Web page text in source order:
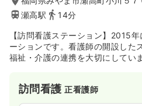
瀬高駅
14分
【訪問看護ステーション】2015
ーションです。看護師の開設した
福祉・介護の連携を大切にしてい
訪問看護正看護師